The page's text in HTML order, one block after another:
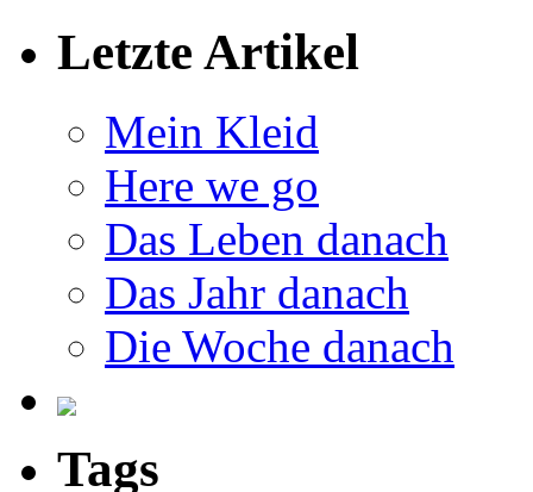
Letzte Artikel
Mein Kleid
Here we go
Das Leben danach
Das Jahr danach
Die Woche danach
Tags